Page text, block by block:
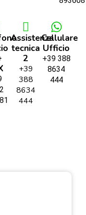
Assistenza
tecnica
2
+39
388
8634
444
Cellulare
Ufficio
+39 388
8634
444